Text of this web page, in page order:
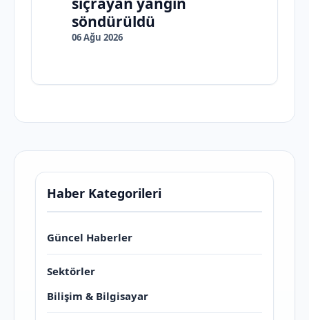
söndürüldü
06 Ağu 2026
Haber Kategorileri
Güncel Haberler
Sektörler
Bilişim & Bilgisayar